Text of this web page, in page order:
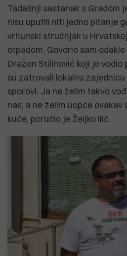
Tadašnji sastanak s Gradom
nisu uputili niti jedno pitanje
vrhunski stručnjak u
otpadom. Govorio sam
Dražen Stilinović koji je vodio
su zatrovali lokalnu zajednicu
sporovi. Ja ne želim takvo
nas, a ne želim uopće
kuće, poručio je Željko Ilić.